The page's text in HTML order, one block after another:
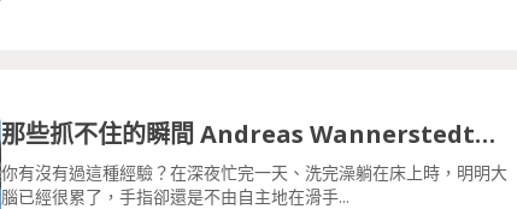
那些抓不住的瞬間 Andreas Wannerstedt，用無限循環的療癒感拯救現代人的強迫症
你有沒有過這種經驗？在深夜忙完一天、洗完澡躺在床上時，明明大
腦已經很累了，手指卻還是不由自主地在滑手...